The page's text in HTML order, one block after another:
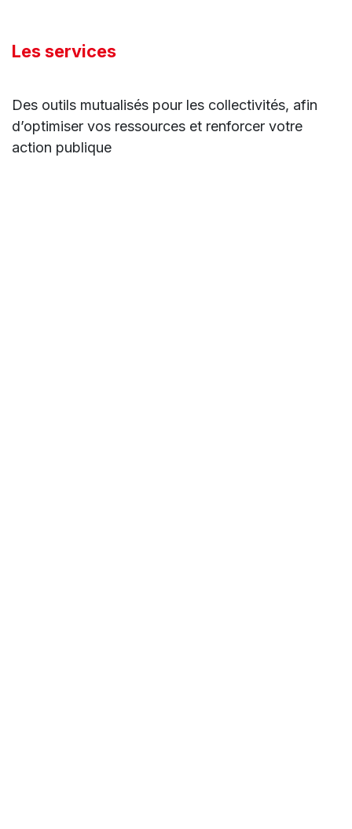
Les services
Des outils mutualisés pour les collectivités, afin
d’optimiser vos ressources et renforcer votre
action publique